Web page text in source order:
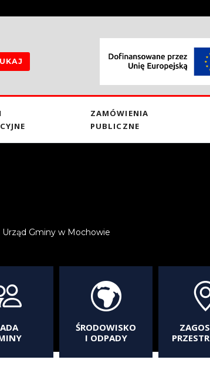
Urząd Gminy w Mochowie
ZAMÓWIENIA
PUBLICZNE
ŚRODOWISKO
I ODPADY